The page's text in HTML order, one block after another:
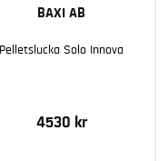
BAXI AB
Pelletslucka Solo Innova
4530 kr